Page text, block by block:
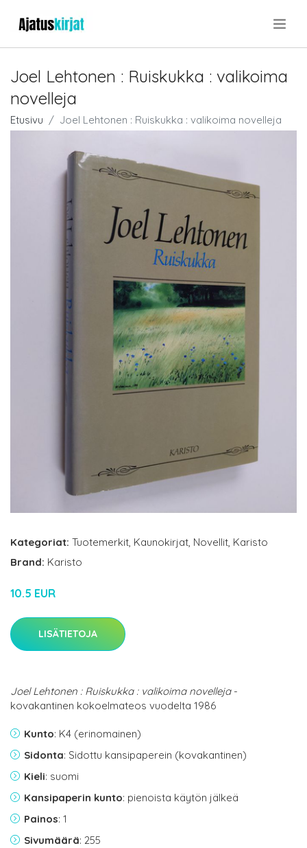
Joel Lehtonen : Ruiskukka : valikoima
novelleja
Etusivu Joel Lehtonen : Ruiskukka : valikoima novelleja
Kategoriat: Tuotemerkit, Kaunokirjat, Novellit, Karisto
Brand: Karisto
10.5 EUR
LISÄTIETOJA
Joel Lehtonen : Ruiskukka : valikoima novelleja-
kovakantinen kokoelmateos vuodelta 1986
Kunto: K4 (erinomainen)
Sidonta: Sidottu kansipaperein (kovakantinen)
Kieli: suomi
Kansipaperin kunto: pienoista käytön jälkeä
Painos: 1
Sivumäärä: 255